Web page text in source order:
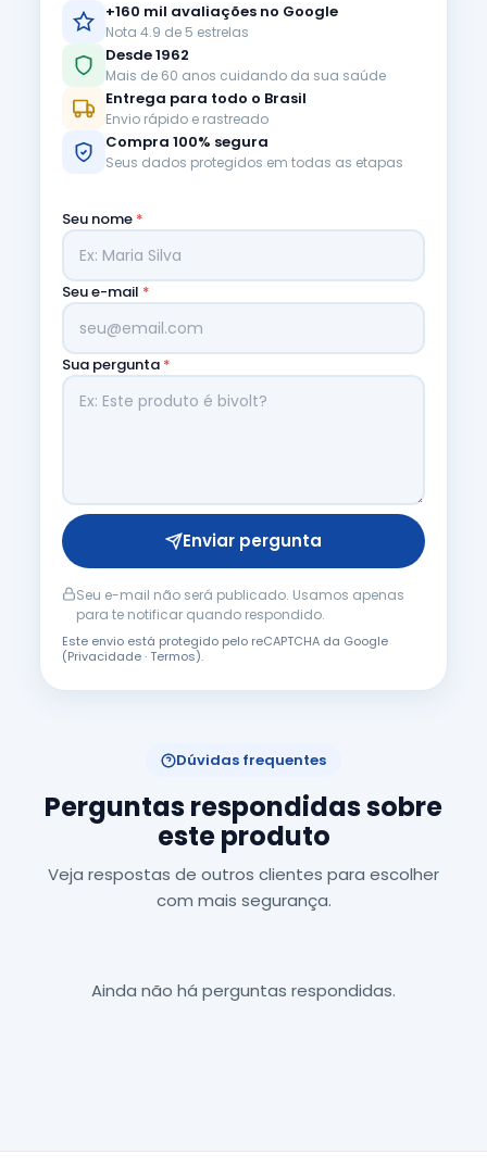
+160 mil avaliações no Google
Nota 4.9 de 5 estrelas
Desde 1962
Mais de 60 anos cuidando da sua saúde
Entrega para todo o Brasil
Envio rápido e rastreado
Compra 100% segura
Seus dados protegidos em todas as etapas
Seu nome *
Seu e-mail *
Sua pergunta *
Enviar pergunta
Seu e-mail não será publicado. Usamos apenas
para te notificar quando respondido.
Este envio está protegido pelo reCAPTCHA da Google
(Privacidade·Termos).
Dúvidas frequentes
Perguntas respondidas sobre
este produto
Veja respostas de outros clientes para escolher
com mais segurança.
Ainda não há perguntas respondidas.